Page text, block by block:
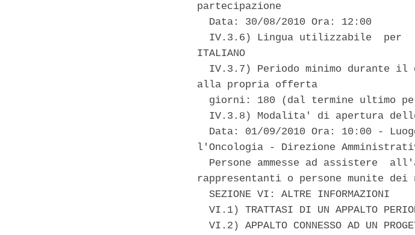
partecipazione
  Data: 30/08/2010 Ora: 12:00
IV.3.6) Lingua utilizzabile  per
ITALIANO
IV.3.7) Periodo minimo durante il
alla propria offerta
giorni: 180 (dal termine ultimo
IV.3.8) Modalita' di apertura
Data: 01/09/2010 Ora: 10:00 -
l'Oncologia - Direzione
Persone ammesse ad assistere
rappresentanti o persone munite
  SEZIONE VI: ALTRE INFORMAZIONI
VI.1) TRATTASI DI UN APPALTO
VI.2) APPALTO CONNESSO AD UN